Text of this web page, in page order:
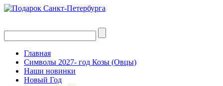
Главная
Символы 2027- год Козы (Овцы)
Наши новинки
Новый Год